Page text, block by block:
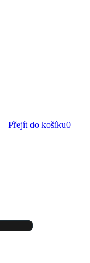
Přejít do košíku0